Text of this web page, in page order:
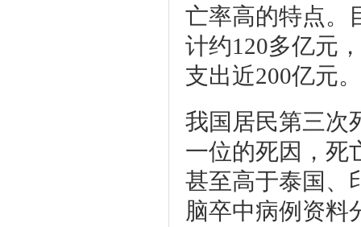
亡率高的特点。
计约120多亿元
支出近200亿元。
我国居民第三次
一位的死因，死
甚至高于泰国、
脑卒中病例资料